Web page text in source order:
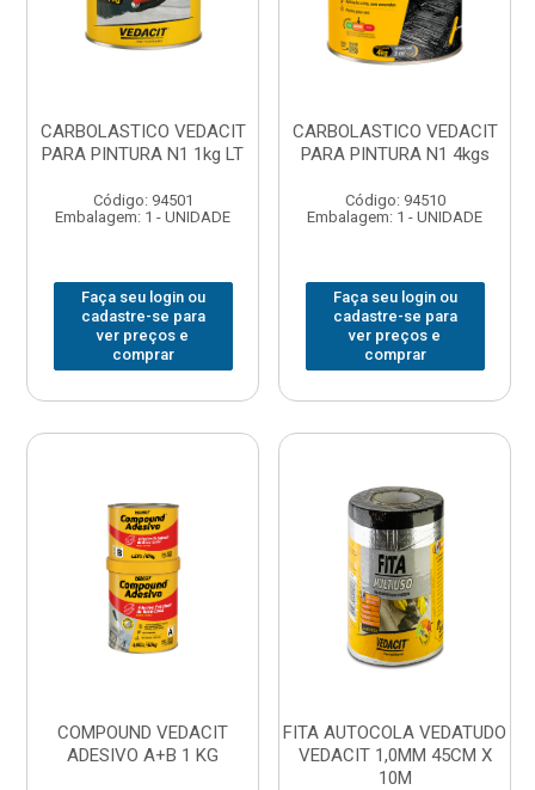
CARBOLASTICO VEDACIT
PARA PINTURA N1 1kg LT
Código: 94501
Embalagem: 1 - UNIDADE
Faça seu login ou
cadastre-se para
ver preços e
comprar
CARBOLASTICO VEDACIT
PARA PINTURA N1 4kgs
Código: 94510
Embalagem: 1 - UNIDADE
Faça seu login ou
cadastre-se para
ver preços e
comprar
COMPOUND VEDACIT
ADESIVO A+B 1 KG
FITA AUTOCOLA VEDATUDO
VEDACIT 1,0MM 45CM X
10M